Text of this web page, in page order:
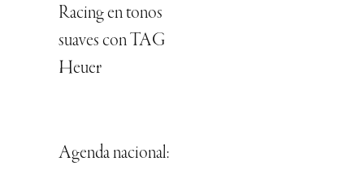
Racing en tonos
suaves con TAG
Heuer
Agenda nacional: